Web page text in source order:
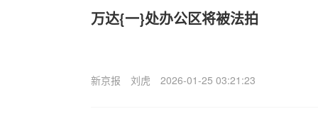
万达{一}处办公区将被法拍
新京报 刘虎 2026-01-25 03:21:23